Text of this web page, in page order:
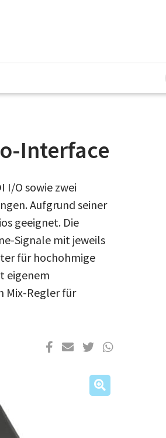
Interface
I/O sowie zwei
Aufgrund seiner
geeignet. Die
Signale mit jeweils
für hochohmige
eigenem
Mix-Regler für